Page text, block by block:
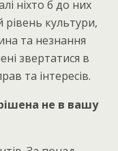
ніхто б до них
рівень культури,
та незнання
звертатися в
та інтересів.
не в вашу